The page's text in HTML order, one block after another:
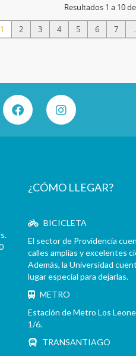
Resultados 1 a 10
1 2 3 4 5 6 7
¿CÓMO LLEGAR?
BICICLETA
El sector de Providencia
calles amplias y excelentes
Además, la Universidad
lugar especial para dejarlas.
METRO
Estación de Metro Los
1/6.
TRANSANTIAGO